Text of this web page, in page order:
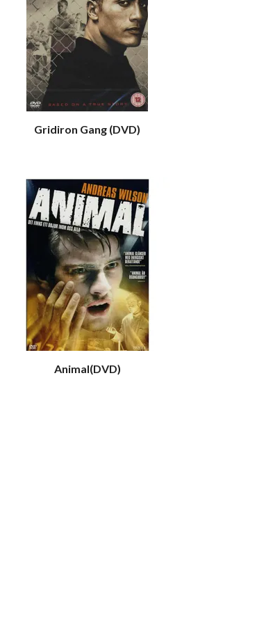
Gridiron Gang (DVD)
Animal(DVD)